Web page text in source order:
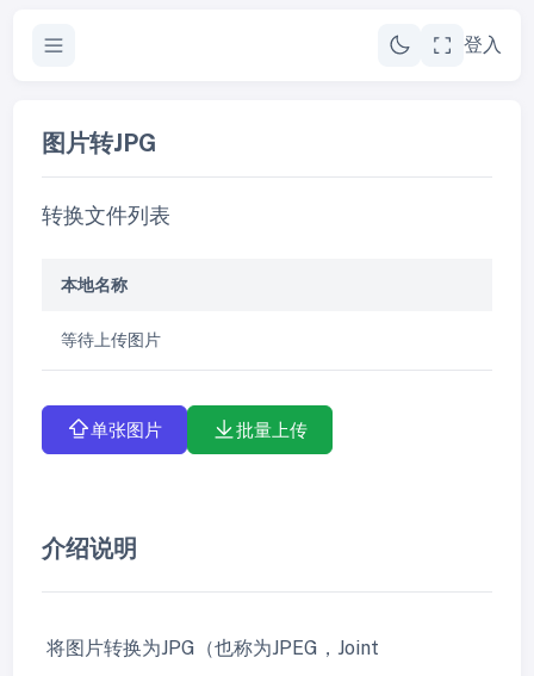
登入
图片转JPG
转换文件列表
本地名称
等待上传图片
单张图片 批量上传
介绍说明
将图片转换为JPG（也称为JPEG，Joint